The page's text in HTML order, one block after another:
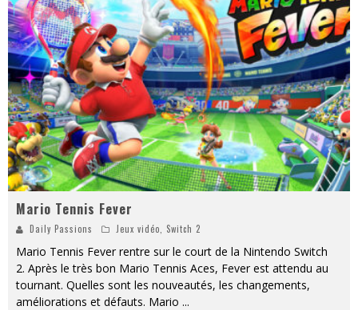
Mario Tennis Fever
Daily Passions Jeux vidéo Switch 2
Mario Tennis Fever rentre sur le court de la Nintendo Switch
2. Après le très bon Mario Tennis Aces, Fever est attendu au
tournant. Quelles sont les nouveautés, les changements,
améliorations et défauts. Mario ...